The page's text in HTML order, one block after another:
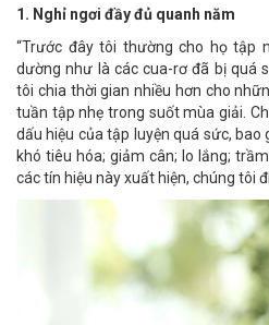
1. Nghỉ ngơi đầy đủ quanh năm
“Trước đây tôi thường cho họ tập
dường như là các cua-rơ đã bị quá
tôi chia thời gian nhiều hơn cho
tuần tập nhẹ trong suốt mùa giải.
dấu hiệu của tập luyện quá sức,
khó tiêu hóa; giảm cân; lo lắng;
các tín hiệu này xuất hiện, chúng tôi